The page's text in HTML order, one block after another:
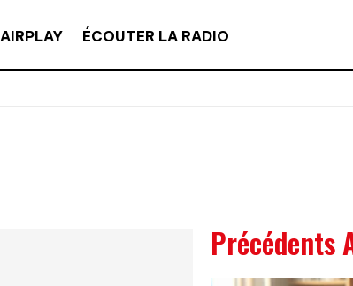
AIRPLAY ÉCOUTER LA RADIO
Précédents